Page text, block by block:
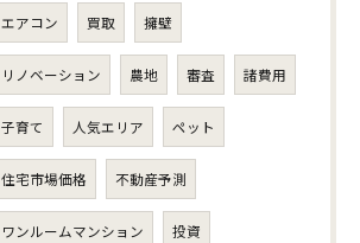
エアコン 買取 擁壁
リノベーション 農地 審査 諸費用
子育て 人気エリア ペット
住宅市場価格 不動産予測
ワンルームマンション 投資